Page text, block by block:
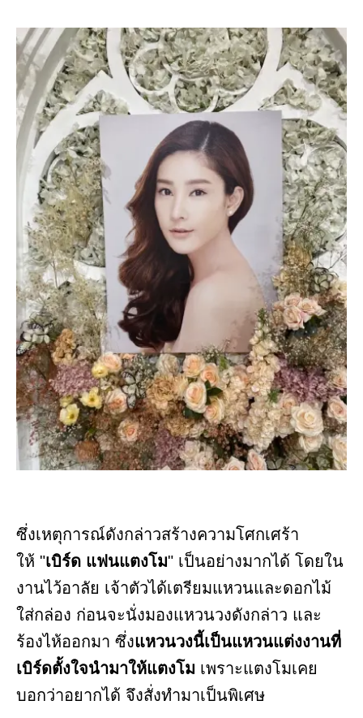
ซึ่งเหตุการณ์ดังกล่าวสร้างความโศกเศร้า
ให้ "เบิร์ด แฟนแตงโม" เป็นอย่างมากได้ โดยใน
งานไว้อาลัย เจ้าตัวได้เตรียมแหวนและดอกไม้
ใส่กล่อง ก่อนจะนั่งมองแหวนวงดังกล่าว และ
ร้องไห้ออกมา ซึ่งแหวนวงนี้เป็นแหวนแต่งงานที่
เบิร์ดตั้งใจนำมาให้แตงโม เพราะแตงโมเคย
บอกว่าอยากได้ จึงสั่งทำมาเป็นพิเศษ